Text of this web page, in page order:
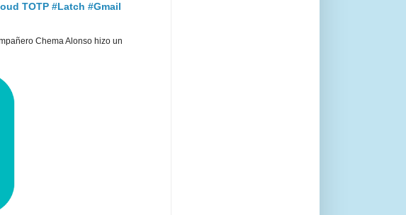
TOTP #Latch #Gmail
Chema Alonso hizo un